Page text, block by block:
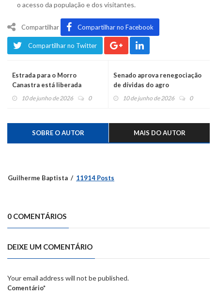
o acesso da população e dos visitantes.
Compartilhar Compartilhar no Facebook
Compartilhar no Twitter
Estrada para o Morro
Canastra está liberada
10 de junho de 2026 0
Senado aprova renegociação
de dívidas do agro
10 de junho de 2026 0
SOBRE O AUTOR MAIS DO AUTOR
Guilherme Baptista 11914 Posts
0 COMENTÁRIOS
DEIXE UM COMENTÁRIO
Your email address will not be published.
Comentário*